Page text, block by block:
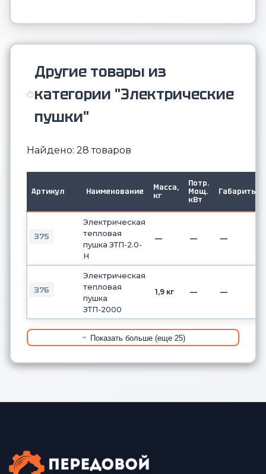
Другие товары из
категории "Электрические
пушки"
Найдено: 28 товаров
Артикул Наименование
Масса,
кг
Потр.
Мощ.
кВт
Габариты
375
Электрическая
тепловая
пушка ЗТП-2.0-
Н
— — —
376
Электрическая
тепловая
пушка
ЗТП-2000
1,9 кг — —
Показать больше (еще 25)